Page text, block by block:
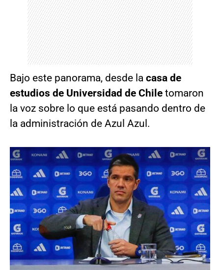
Bajo este panorama, desde la casa de
estudios de Universidad de Chile tomaron
la voz sobre lo que está pasando dentro de
la administración de Azul Azul.